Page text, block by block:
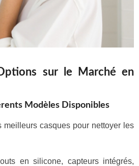
sur le Marché en
Modèles Disponibles
meilleurs casques pour nettoyer les
en silicone, capteurs intégrés,